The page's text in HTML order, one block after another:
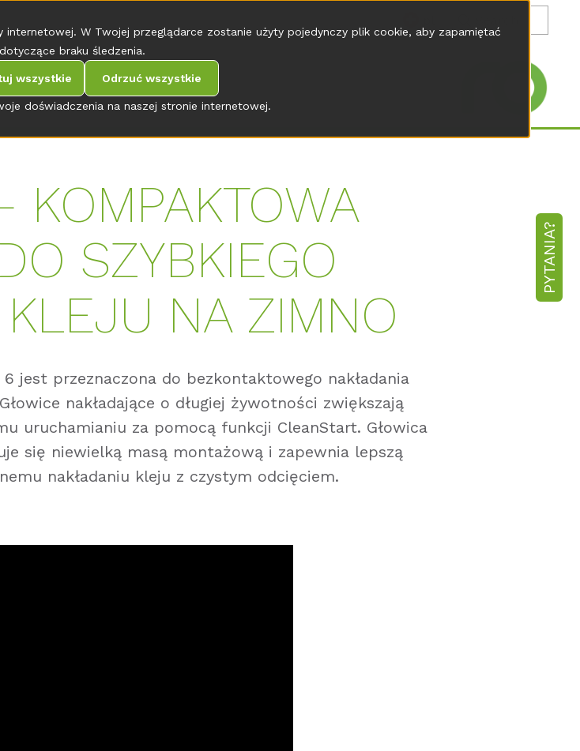
doświadczenia na naszej stronie internetowej.
W Twojej przeglądarce zostanie użyty pojedynczy plik cookie, aby zapamiętać
braku śledzenia.
wszystkie Odrzuć wszystkie
KOMPAKTOWA
SZYBKIEGO
NA ZIMNO
jest przeznaczona do bezkontaktowego nakładania
nakładające o długiej żywotności zwiększają
uruchamianiu za pomocą funkcji CleanStart. Głowica
się niewielką masą montażową i zapewnia lepszą
nakładaniu kleju z czystym odcięciem.
PYTANIA?